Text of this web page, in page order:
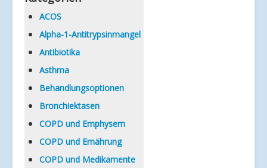
Aktuelles
Veranstaltungen
Informationen
ACOS
Alpha-1-Antitrypsinmangel
Antibiotika
Asthma
Behandlungsoptionen
Bronchiektasen
COPD und Emphysem
COPD und Ernährung
COPD und Medikamente